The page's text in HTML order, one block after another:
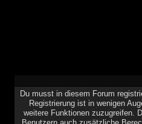
Du musst in diesem Forum
Registrierung ist in wenigen
weitere Funktionen zuzugreifen.